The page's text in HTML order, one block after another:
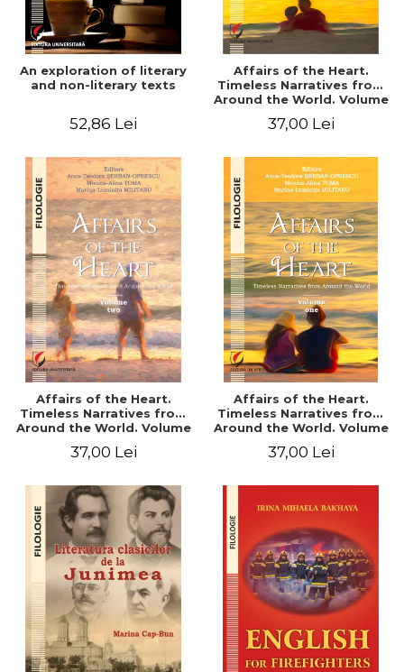
An exploration of literary
and non-literary texts
52,86 Lei
Affairs of the Heart.
Timeless Narratives from
Around the World. Volume
37,00 Lei
Affairs of the Heart.
Timeless Narratives from
Around the World. Volume
37,00 Lei
Affairs of the Heart.
Timeless Narratives from
Around the World. Volume
37,00 Lei